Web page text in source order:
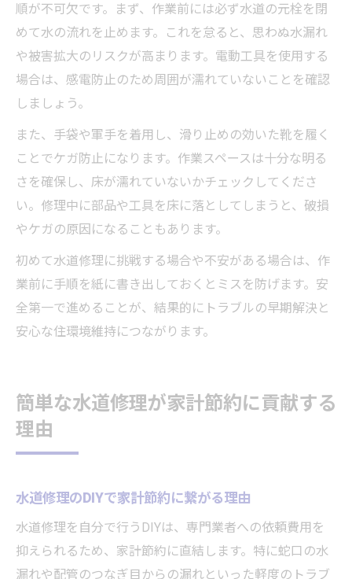
順が不可欠です。まず、作業前には必ず水道の元栓を閉
めて水の流れを止めます。これを怠ると、思わぬ水漏れ
や被害拡大のリスクが高まります。電動工具を使用する
場合は、感電防止のため周囲が濡れていないことを確認
しましょう。
また、手袋や軍手を着用し、滑り止めの効いた靴を履く
ことでケガ防止になります。作業スペースは十分な明る
さを確保し、床が濡れていないかチェックしてくださ
い。修理中に部品や工具を床に落としてしまうと、破損
やケガの原因になることもあります。
初めて水道修理に挑戦する場合や不安がある場合は、作
業前に手順を紙に書き出しておくとミスを防げます。安
全第一で進めることが、結果的にトラブルの早期解決と
安心な住環境維持につながります。
簡単な水道修理が家計節約に貢献する
理由
水道修理のDIYで家計節約に繋がる理由
水道修理を自分で行うDIYは、専門業者への依頼費用を
抑えられるため、家計節約に直結します。特に蛇口の水
漏れや配管のつなぎ目からの漏れといった軽度のトラブ